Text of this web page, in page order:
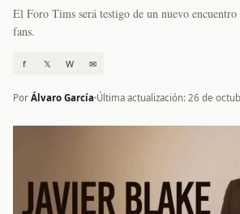
El Foro Tims será testigo de un nuevo
fans.
f 𝕏 W ✉
Por Álvaro García Última actualización: 26 de